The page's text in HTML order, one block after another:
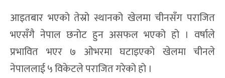
आइतबार भएको तेस्रो स्थानको खेलमा चीनसँग पराजित
भएसँगै नेपाल छनोट हुन असफल भएको हो । वर्षाले
प्रभावित भएर ७ ओभरमा घटाइएको खेलमा चीनले
नेपाललाई ५ विकेटले पराजित गरेको हो ।